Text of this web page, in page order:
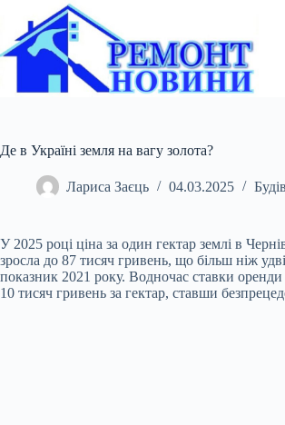
вмісту
Де в Україні земля на вагу золота?
Лариса Заєць 04.03.2025
У 2025 році ціна за один гектар землі в
зросла до 87 тисяч гривень, що більш ніж
показник 2021 року. Водночас ставки
10 тисяч гривень за гектар, ставши